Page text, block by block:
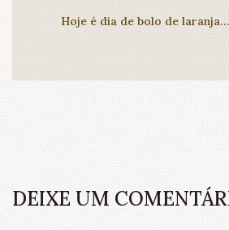
Hoje é dia de bolo de
DEIXE UM